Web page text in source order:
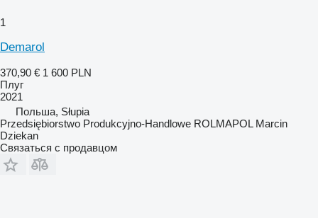
1
Demarol
370,90 € 1 600 PLN
Плуг
2021
Польша, Słupia
Przedsiębiorstwo Produkcyjno-Handlowe ROLMAPOL Marcin
Dziekan
Связаться с продавцом